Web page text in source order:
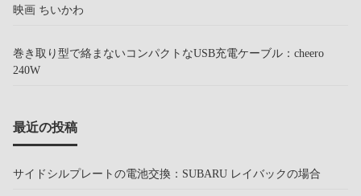
映画 ちいかわ
巻き取り型で絡まないコンパクトなUSB充電ケーブル：cheero
240W
最近の投稿
サイドシルプレートの電池交換：SUBARU レイバックの場合